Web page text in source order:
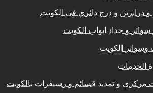
درابزين و درج دائري في الكويت
و حداد ابواب الكويت
الكويت
الخدمات
مركزي و تمديد قسائم و رسيفرات بالكويت